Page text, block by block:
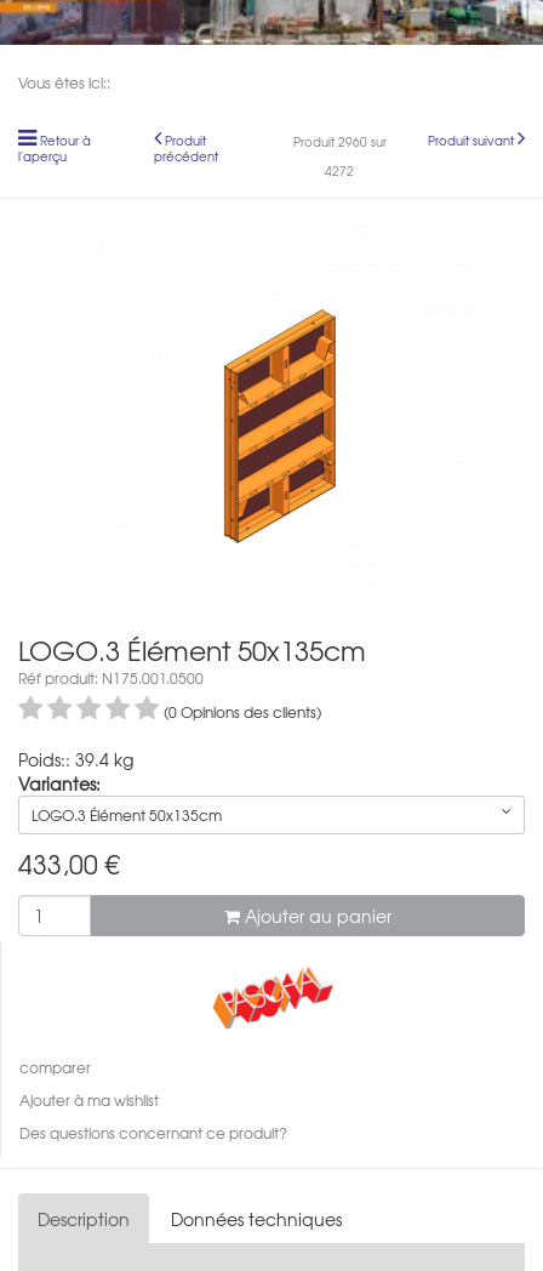
Vous êtes ici::
Retour à
l'aperçu
Produit
précédent
Produit 2960 sur
4272
Produit suivant
LOGO.3 Élément 50x135cm
Réf produit: N175.001.0500
(0 Opinions des clients)
Poids:: 39.4 kg
Variantes:
LOGO.3 Élément 50x135cm
433,00 €
Ajouter au panier
comparer
Ajouter à ma wishlist
Des questions concernant ce produit?
Description Données techniques